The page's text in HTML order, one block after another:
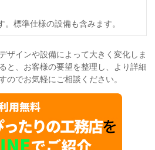
標準仕様の設備も含みます。
ザインや設備によって大きく変化しま
と、お客様の要望を整理し、より詳細
のでお気軽にご相談ください。